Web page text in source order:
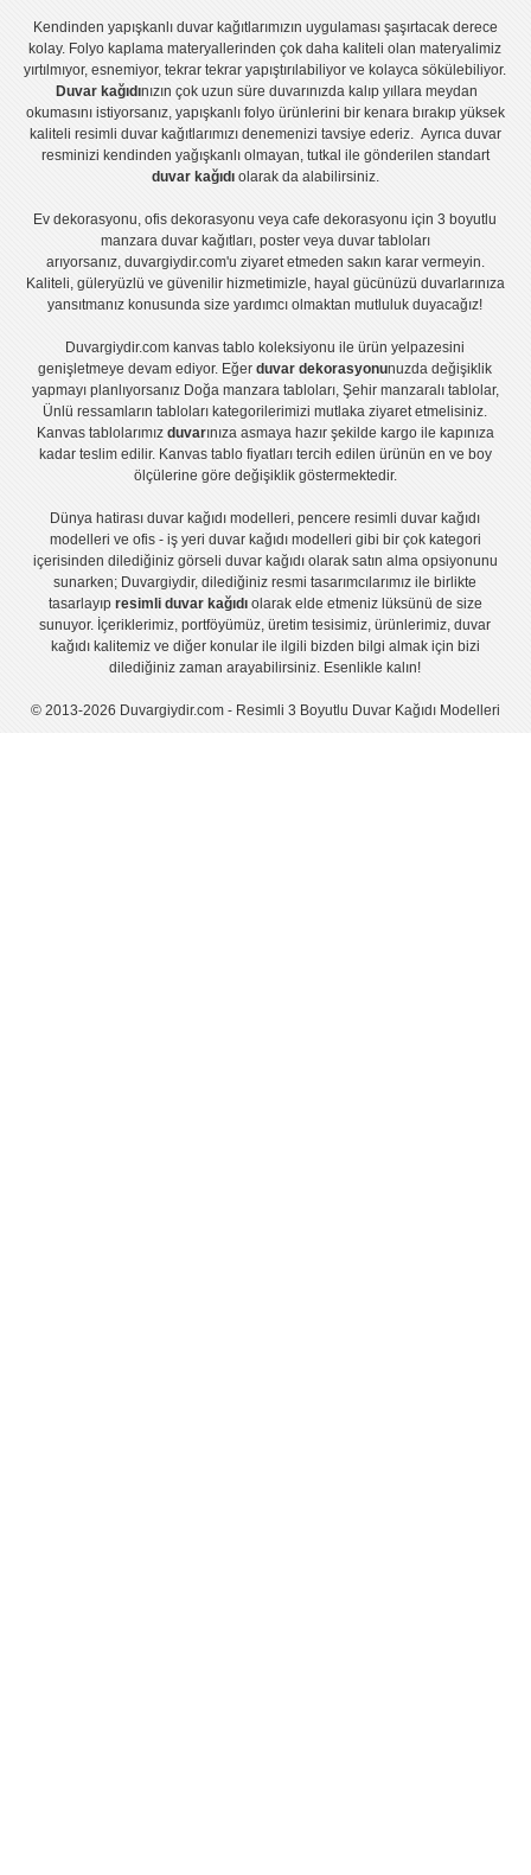
Kendinden yapışkanlı duvar kağıtlarımızın uygulamasışaşırtacak derece
kolay. Folyo kaplama materyallerinden çok daha kaliteli olanmateryalimiz
yırtılmıyor, esnemiyor, tekrar tekrar yapıştırılabiliyor ve kolayca sökülebiliyor.
Duvar kağıdınızın çok uzun süre duvarınızda kalıp yıllara meydan
okumasını istiyorsanız, yapışkanlı folyoürünlerini bir kenara bırakıp yüksek
kaliteli resimli duvar kağıtlarımızı denemenizi tavsiye ederiz. Ayrıca duvar
resminizi kendinden yağışkanlı olmayan, tutkal ile gönderilen standart
duvar kağıdıolarak da alabilirsiniz.
Ev dekorasyonu,ofis dekorasyonu veyacafe dekorasyonu için3 boyutlu
manzara duvar kağıtları, posterveya duvar tabloları
arıyorsanız, duvargiydir.com'u ziyaret etmeden sakın karar vermeyin.
Kaliteli, güleryüzlü ve güvenilir hizmetimizle, hayal gücünüzü duvarlarınıza
yansıtmanız konusunda size yardımcı olmaktan mutluluk duyacağız!
Duvargiydir.com kanvas tablo koleksiyonu ile ürün yelpazesini
genişletmeye devam ediyor. Eğerduvar dekorasyonunuzda değişiklik
yapmayı planlıyorsanız Doğa manzara tabloları, Şehir manzaralı tablolar,
Ünlü ressamların tabloları kategorilerimizi mutlaka ziyaret etmelisiniz.
Kanvas tablolarımız duvarınıza asmaya hazır şekilde kargo ile kapınıza
kadar teslim edilir. Kanvas tablo fiyatlarıtercih edilen ürünün en ve boy
ölçülerine göre değişiklik göstermektedir.
Dünya hatirası duvar kağıdı modelleri,pencere resimli duvar kağıdı
modelleri ve ofis - iş yeri duvar kağıdı modelleri gibi bir çok kategori
içerisinden dilediğiniz görseli duvar kağıdı olarak satın alma opsiyonunu
sunarken; Duvargiydir, dilediğiniz resmi tasarımcılarımız ile birlikte
tasarlayıp resimli duvar kağıdıolarak elde etmeniz lüksünü de size
sunuyor. İçeriklerimiz, portföyümüz, üretim tesisimiz, ürünlerimiz, duvar
kağıdı kalitemiz ve diğer konular ile ilgili bizden bilgi almak için bizi
dilediğiniz zaman arayabilirsiniz. Esenlikle kalın!
© 2013-2026 Duvargiydir.com - Resimli 3 Boyutlu Duvar Kağıdı Modelleri